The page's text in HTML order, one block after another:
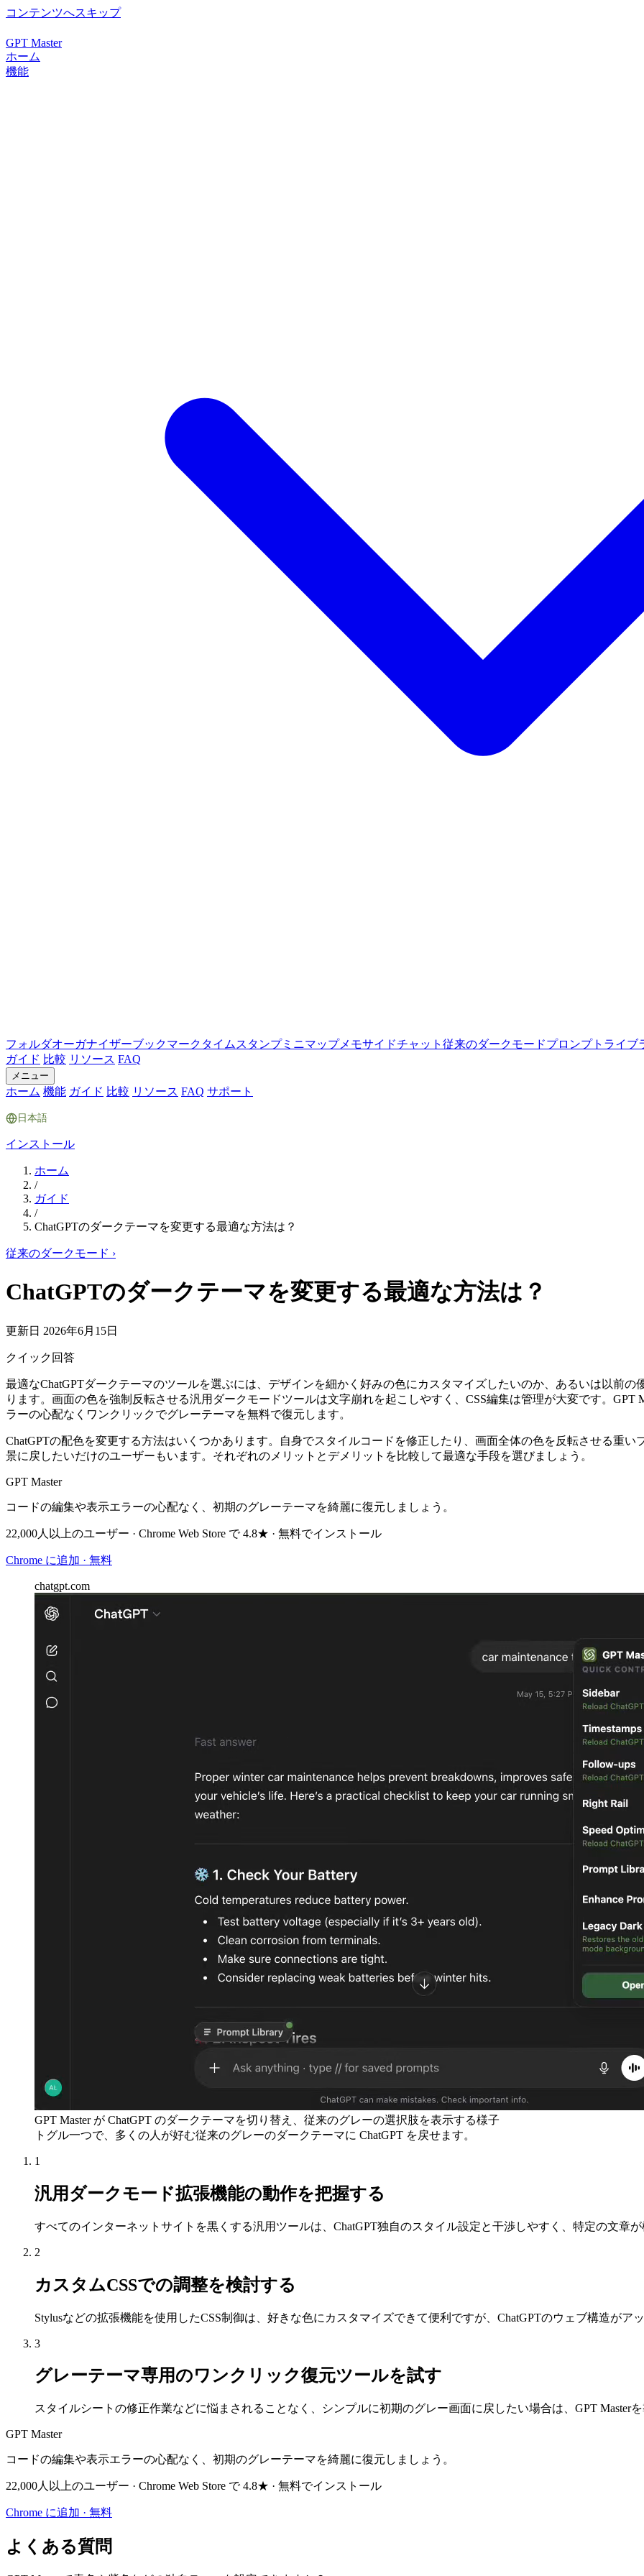
コンテンツへスキップ
GPT Master
ホーム
機能
フォルダオーガナイザーブックマーク タイムスタンプミニマップメモサイドチャット 従来のダークモードプロンプトライブ
ガイド 比較 リソース FAQ
メニュー
ホーム 機能 ガイド 比較 リソース FAQ サポート
日本語
インストール
ホーム
/
ガイド
/
ChatGPTのダークテーマを変更する最適な方法は？
従来のダークモード ›
ChatGPTのダークテーマを変更する最適な方法は？
更新日 2026年6月15日
クイック回答
最適なChatGPTダークテーマのツールを選ぶには、デザインを細かく好みの色にカスタマイズしたいのか、あるいは以前
ります。画面の色を強制反転させる汎用ダークモードツールは文字崩れを起こしやすく、CSS編集は管理が大変です。GPT
ラーの心配なくワンクリックでグレーテーマを無料で復元します。
ChatGPTの配色を変更する方法はいくつかあります。自身でスタイルコードを修正したり、画面全体の色を反転させる重
景に戻したいだけのユーザーもいます。それぞれのメリットとデメリットを比較して最適な手段を選びましょう。
GPT Master
コードの編集や表示エラーの心配なく、初期のグレーテーマを綺麗に復元しましょう。
22,000人以上のユーザー · Chrome Web Store で 4.8★ · 無料でインストール
Chrome に追加 · 無料
chatgpt.com
GPT Master が ChatGPT のダークテーマを切り替え、従来のグレーの選択肢を表示する様子
トグル一つで、多くの人が好む従来のグレーのダークテーマに ChatGPT を戻せます。
1
汎用ダークモード拡張機能の動作を把握する
すべてのインターネットサイトを黒くする汎用ツールは、ChatGPT独自のスタイル設定と干渉しやすく、特定の文章
2
カスタムCSSでの調整を検討する
Stylusなどの拡張機能を使用したCSS制御は、好きな色にカスタマイズできて便利ですが、ChatGPTのウェブ構造がア
3
グレーテーマ専用のワンクリック復元ツールを試す
スタイルシートの修正作業などに悩まされることなく、シンプルに初期のグレー画面に戻したい場合は、GPT Master
GPT Master
コードの編集や表示エラーの心配なく、初期のグレーテーマを綺麗に復元しましょう。
22,000人以上のユーザー · Chrome Web Store で 4.8★ · 無料でインストール
Chrome に追加 · 無料
よくある質問